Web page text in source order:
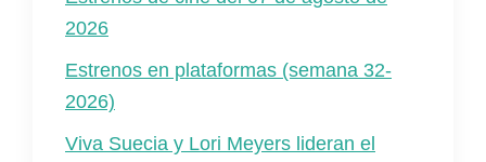
2026
Estrenos en plataformas (semana 32-
2026)
Viva Suecia y Lori Meyers lideran el